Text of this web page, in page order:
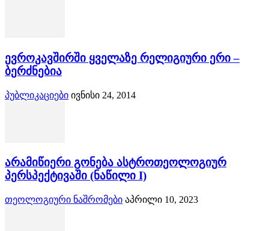
ევროკავშირში ყველაზე რელიგიური ერი –
ბერძნებია
პუბლიკაციები ივნისი 24, 2014
არამიწიერი გონება ასტროთეოლოგიურ
პერსპექტივაში (ნაწილი I)
თეოლოგიური ნაშრომები აპრილი 10, 2023